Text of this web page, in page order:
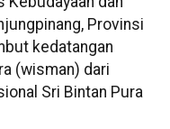
Provinsi
kedatangan
(wisman) dari
Sri Bintan Pura